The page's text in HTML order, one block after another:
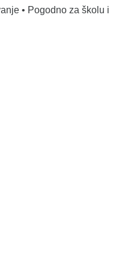
• Pogodno za školu i